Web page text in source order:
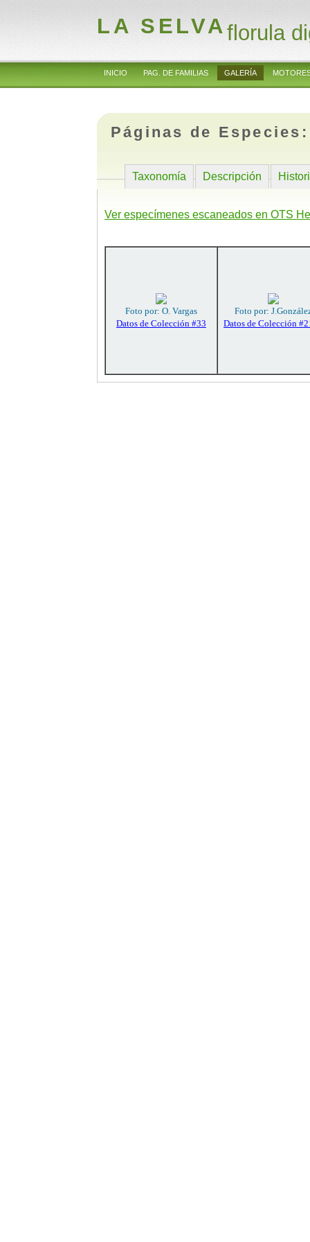
LA SELVAflorula
INICIO PAG. DE FAMILIAS GALERÍA
Páginas de
Taxonomía Descripción
Ver especímenes escaneados en OTS
Foto por: O. Vargas
Datos de Colección #33
Foto por:
Datos de Colección